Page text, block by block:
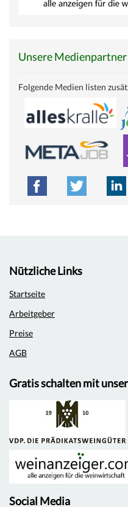
Unsere Medienpartner
Folgende Medien listen
Nützliche Links
Startseite
Arbeitgeber
Preise
AGB
Gratis schalten mit
Social Media